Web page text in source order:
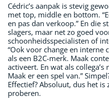
Cédric’s aanpak is stevig
met top, middle en bottom.
en pas dan verkoop.” En die
slagers, maar net zo goed
schoonheidsspecialisten of
“Ook voor change en interne
als een B2C-merk. Maak
activeert. En wat als
Maak er een spel van.”
Effectief? Absoluut, dus het
proberen.